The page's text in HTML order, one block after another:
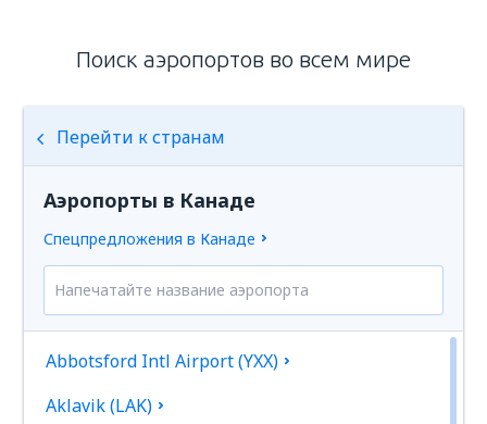
Поиск аэропортов во всем мире
Перейти к странам
Аэропорты в Канаде
Спецпредложения в Канаде
Abbotsford Intl Airport (YXX)
Aklavik (LAK)